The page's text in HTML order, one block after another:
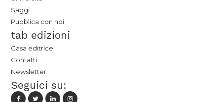
Saggi
Pubblica con noi
tab edizioni
Casa editrice
Contatti
Newsletter
Seguici su: